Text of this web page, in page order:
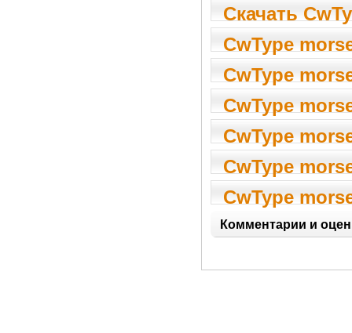
Скачать
terminal 1.55
CwType
1.55
CwType
1.55
CwType
1.75
CwType
1.60
CwType
1.70
CwType
1.35
Комментарии и